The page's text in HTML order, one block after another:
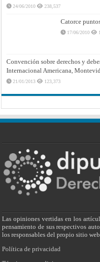
24/06/2010 238,537
Catorce
17/06/2010
Convención sobre derechos y
Internacional Americana,
21/01/2013 123,373
Las opiniones vertidas en los
pensamiento de sus respectivos
los responsables del propio sitio
Política de privacidad